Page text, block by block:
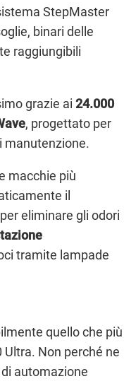
StepMaster
binari delle
raggiungibili
grazie ai 24.000
, progettato per
manutenzione.
macchie più
il
eliminare gli odori
tramite lampade
quello che più
Non perché ne
automazione